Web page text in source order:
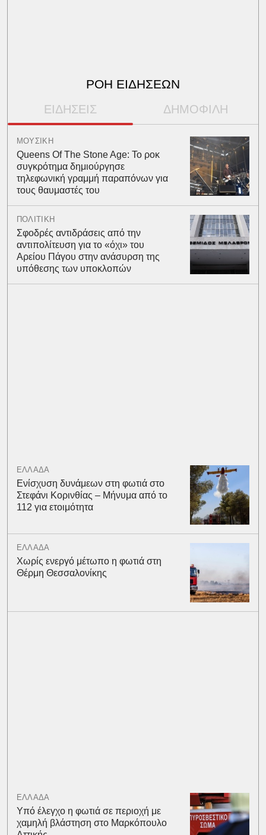
ΡΟΗ ΕΙΔΗΣΕΩΝ
ΕΙΔΗΣΕΙΣ ΔΗΜΟΦΙΛΗ
ΜΟΥΣΙΚΗ
Queens Of The Stone Age: Το ροκ
συγκρότημα δημιούργησε
τηλεφωνική γραμμή παραπόνων για
τους θαυμαστές του
ΠΟΛΙΤΙΚΗ
Σφοδρές αντιδράσεις από την
αντιπολίτευση για το «όχι» του
Αρείου Πάγου στην ανάσυρση της
υπόθεσης των υποκλοπών
ΕΛΛΑΔΑ
Ενίσχυση δυνάμεων στη φωτιά στο
Στεφάνι Κορινθίας – Μήνυμα από το
112 για ετοιμότητα
ΕΛΛΑΔΑ
Χωρίς ενεργό μέτωπο η φωτιά στη
Θέρμη Θεσσαλονίκης
ΕΛΛΑΔΑ
Υπό έλεγχο η φωτιά σε περιοχή με
χαμηλή βλάστηση στο Μαρκόπουλο